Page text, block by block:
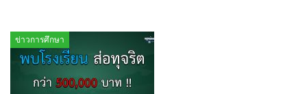
ข่าวการศึกษา